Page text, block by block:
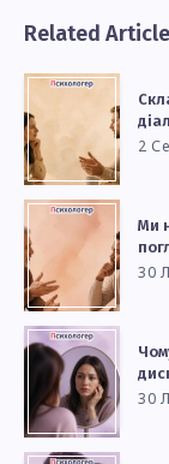
Related
2
Ми
30
30